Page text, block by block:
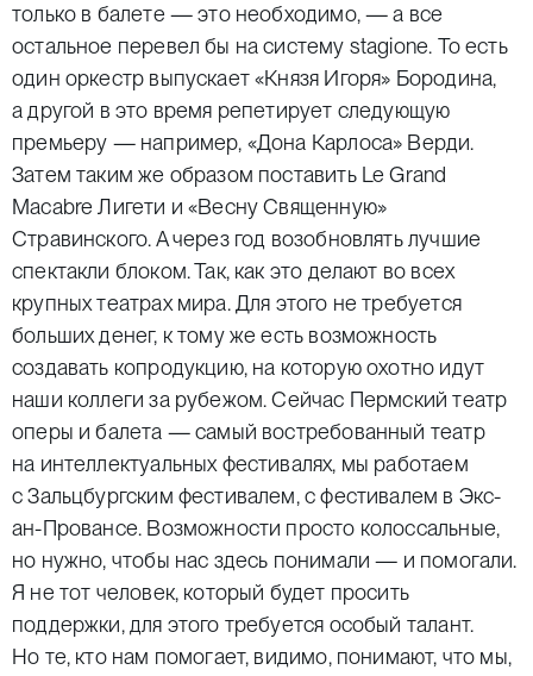
только в балете — это необходимо, — а все
остальное перевел бы на систему stagione. То есть
один оркестр выпускает «Князя Игоря» Бородина,
а другой в это время репетирует следующую
премьеру — например, «Дона Карлоса» Верди.
Затем таким же образом поставить Le Grand
Macabre Лигети и «Весну Священную»
Стравинского. А через год возобновлять лучшие
спектакли блоком. Так, как это делают во всех
крупных театрах мира. Для этого не требуется
больших денег, к тому же есть возможность
создавать копродукцию, на которую охотно идут
наши коллеги за рубежом. Сейчас Пермский театр
оперы и балета — самый востребованный театр
на интеллектуальных фестивалях, мы работаем
с Зальцбургским фестивалем, с фестивалем в Экс-
ан-Провансе. Возможности просто колоссальные,
но нужно, чтобы нас здесь понимали — и помогали.
Я не тот человек, который будет просить
поддержки, для этого требуется особый талант.
Но те, кто нам помогает, видимо, понимают, что мы,